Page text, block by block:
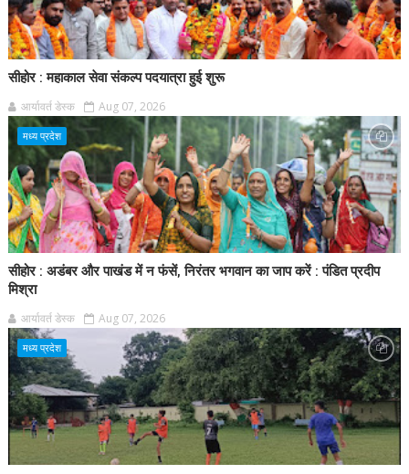
सीहोर : महाकाल सेवा संकल्प पदयात्रा हुई शुरू
आर्यावर्त डेस्क Aug 07, 2026
मध्य प्रदेश
सीहोर : अडंबर और पाखंड में न फंसें, निरंतर भगवान का जाप करें : पंडित प्रदीप
मिश्रा
आर्यावर्त डेस्क Aug 07, 2026
मध्य प्रदेश